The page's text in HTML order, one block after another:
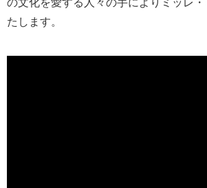
たします。